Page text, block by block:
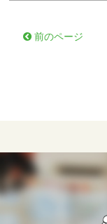
前のページ